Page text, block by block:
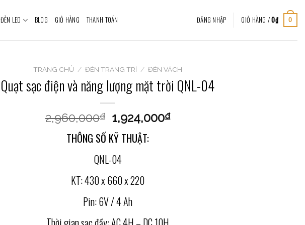
ĐÈN LED BLOG GIỎ HÀNG THANH TOÁN ĐĂNG NHẬP GIỎ HÀNG /0₫ 0
TRANG CHỦ / ĐÈN TRANG TRÍ / ĐÈN VÁCH
Quạt sạc điện và năng lượng mặt trời QNL-04
2,960,000₫ 1,924,000₫
THÔNG SỐ KỸ THUẬT:
QNL-04
KT: 430 x 660 x 220
Pin: 6V / 4 Ah